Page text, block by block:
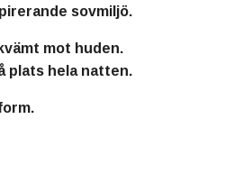
sovmiljö.
mot huden.
plats hela natten.